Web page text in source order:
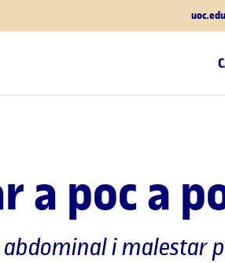
uoc.edu
a poc a
i malestar